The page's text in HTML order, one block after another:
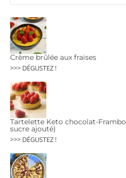
Crème brûlée aux fraises
>>> DÉGUSTEZ !
Tartelette Keto chocolat-
sucre ajouté)
>>> DÉGUSTEZ !